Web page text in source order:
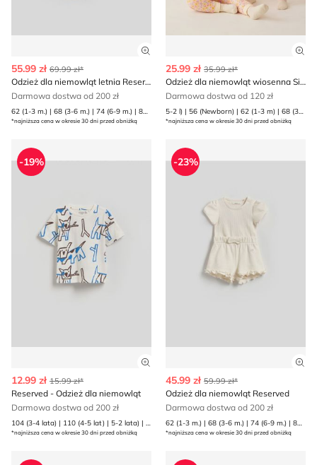
Zobacz szczegóły produktu
55.99 zł 69.99 zł*
Odzież dla niemowląt letnia Reserved
Darmowa dostwa od 200 zł
62 (1-3 m.) | 68 (3-6 m.) | 74 (6-9 m.) | 80 (9-12 m.)
*najniższa cena w okresie 30 dni przed obniżką
25.99 zł 35.99 zł*
Odzież dla niemowląt wiosenna Sinsay
Darmowa dostwa od 120 zł
5-2 l) | 56 (Newborn) | 62 (1-3 m) | 68 (3-6 m) | 74 (6-9 m) | 80 (9-12 m) | 86 (12-18 m) | 92 (1
*najniższa cena w okresie 30 dni przed obniżką
Reserved - Odzież dla niemowląt
-19%
Zobacz szczegóły produktu
12.99 zł 15.99 zł*
Reserved - Odzież dla niemowląt
Darmowa dostwa od 200 zł
104 (3-4 lata) | 110 (4-5 lat) | 5-2 lata) | 80 (9-12 m.) | 86 (12-18 m.) | 92 (1 | 98 (2-3 lata)
*najniższa cena w okresie 30 dni przed obniżką
Odzież dla niemowląt
-23%
45.99 zł 59.99 zł*
Odzież dla niemowląt Reserved
Darmowa dostwa od 200 zł
62 (1-3 m.) | 68 (3-6 m.) | 74 (6-9 m.) | 80 (9-12 m.)
*najniższa cena w okresie 30 dni przed obniżką
Odzież dla niemowląt na zimę SinsaySinsay - Odzież dla